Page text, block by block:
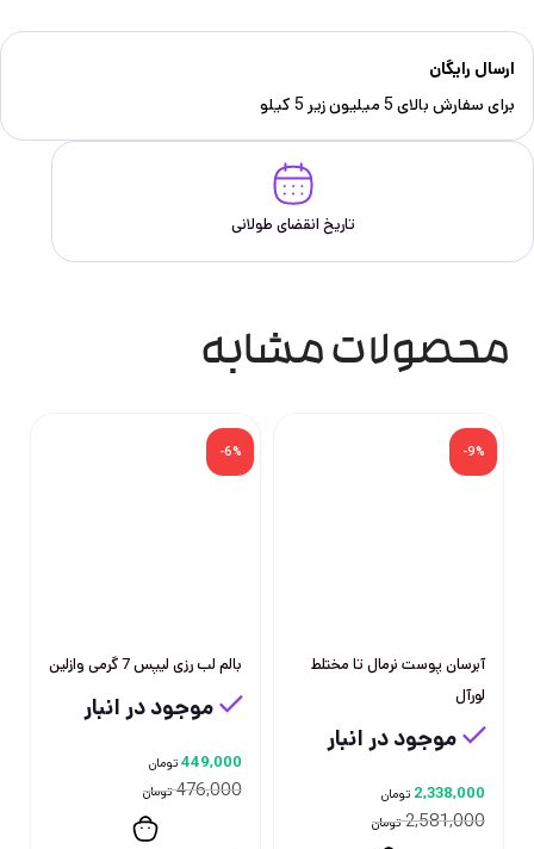
ارسال رایگان
برای سفارش‌ بالای 5 میلیون زیر 5 کیلو
تاریخ انقضای طولانی
محصولات مشابه
-9%
آبرسان پوست نرمال تا مختلط
لورآل
موجود در انبار
2,581,000 تومان
2,338,000 تومان
-6%
بالم لب رزی لیپس 7 گرمی وازلین
موجود در انبار
476,000 تومان
449,000تومان